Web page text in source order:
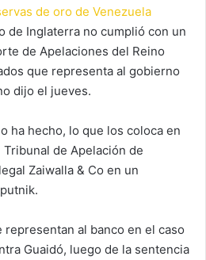
de oro de Venezuela
de Inglaterra no cumplió con un
de Apelaciones del Reino
que representa al gobierno
dijo el jueves.
ha hecho, lo que los coloca en
de Apelación de
Zaiwalla & Co en un
representan al banco en el caso
Guaidó, luego de la sentencia